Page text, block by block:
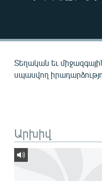
Տեղական եւ
սպասվող
Արխիվ